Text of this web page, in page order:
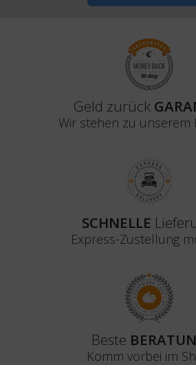
Geld zurück
Wir stehen zu unserem
SCHNELLE
Express-Zustellung
Beste
Komm vorbei im